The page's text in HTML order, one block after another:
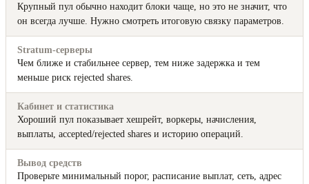
Крупный пул обычно находит блоки чаще, но это не значит, что
он всегда лучше. Нужно смотреть итоговую связку параметров.
Stratum-серверы
Чем ближе и стабильнее сервер, тем ниже задержка и тем
меньше риск rejected shares.
Кабинет и статистика
Хороший пул показывает хешрейт, воркеры, начисления,
выплаты, accepted/rejected shares и историю операций.
Вывод средств
Проверьте минимальный порог, расписание выплат, сеть, адрес